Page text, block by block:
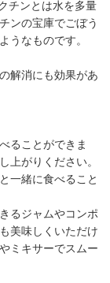
チンとは水を多量
ンの宝庫でごぼう
うなものです。
解消にも効果があ
ることができま
上がりください。
一緒に食べること
るジャムやコンポ
美味しくいただけ
ミキサーでスムー